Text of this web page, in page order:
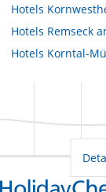
Hotels
Hotels Remseck
Hotels Korntal-